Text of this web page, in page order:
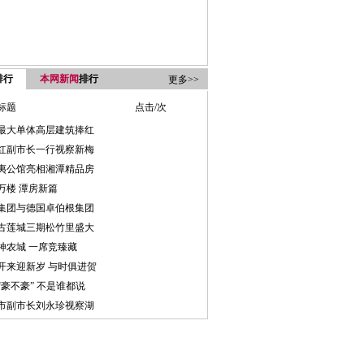
行 本网新闻排行 更多>>